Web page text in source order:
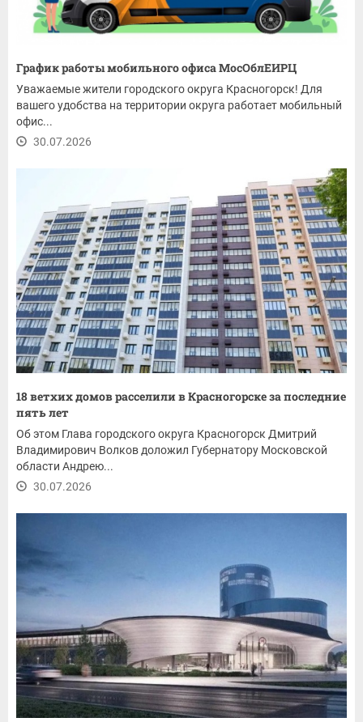
График работы мобильного офиса МосОблЕИРЦ
Уважаемые жители городского округа Красногорск! Для
вашего удобства на территории округа работает мобильный
офис...
30.07.2026
18 ветхих домов расселили в Красногорске за последние
пять лет
Об этом Глава городского округа Красногорск Дмитрий
Владимирович Волков доложил Губернатору Московской
области Андрею...
30.07.2026